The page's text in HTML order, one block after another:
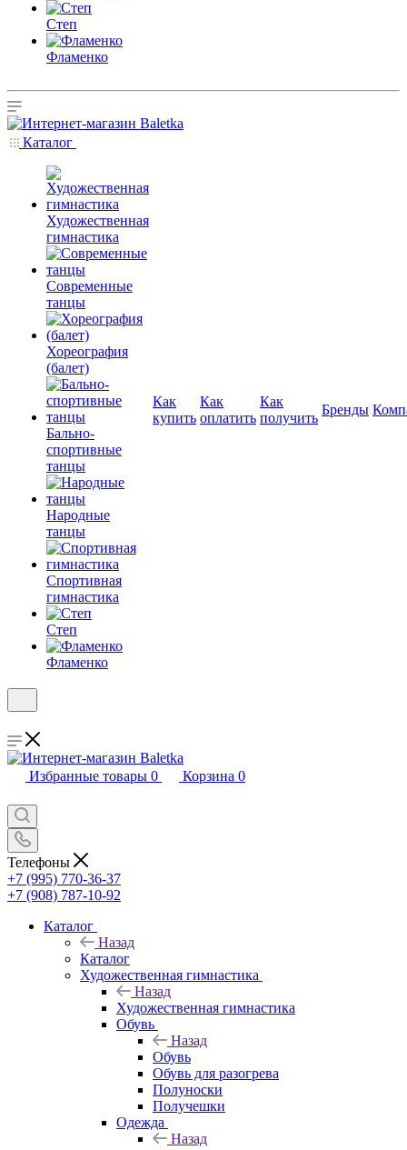
Степ
Фламенко
Каталог
Художественная
гимнастика
Современные
танцы
Хореография
(балет)
Бально-
спортивные
танцы
Народные
танцы
Спортивная
гимнастика
Степ
Фламенко
Как
купить
Как
оплатить
Как
получить
Бренды
Избранные товары 0 Корзина 0
Телефоны
+7 (995) 770-36-37
+7 (908) 787-10-92
Каталог
Назад
Каталог
Художественная гимнастика
Назад
Художественная гимнастика
Обувь
Назад
Обувь
Обувь для разогрева
Полуноски
Получешки
Одежда
Назад